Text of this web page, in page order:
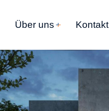
Über uns Kontakt